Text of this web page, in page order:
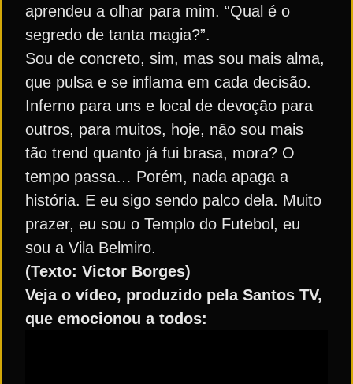
aprendeu a olhar para mim. “Qual é o
segredo de tanta magia?”.
Sou de concreto, sim, mas sou mais alma,
que pulsa e se inﬂama em cada decisão.
Inferno para uns e local de devoção para
outros, para muitos, hoje, não sou mais
tão trend quanto já fui brasa, mora? O
tempo passa… Porém, nada apaga a
história. E eu sigo sendo palco dela. Muito
prazer, eu sou o Templo do Futebol, eu
sou a Vila Belmiro.
(Texto: Victor Borges)
Veja o vídeo, produzido pela Santos TV,
que emocionou a todos: